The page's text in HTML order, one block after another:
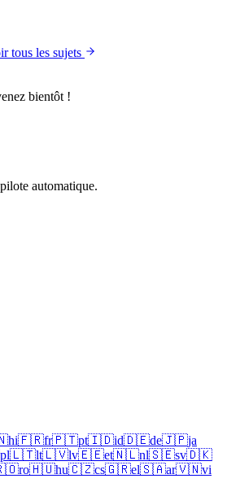
tous les sujets
bientôt !
automatique.
hi🇫🇷fr🇵🇹pt🇮🇩id🇩🇪de🇯🇵ja
pl🇱🇹lt🇱🇻lv🇪🇪et🇳🇱nl🇸🇪sv🇩🇰
ro🇭🇺hu🇨🇿cs🇬🇷el🇸🇦ar🇻🇳vi